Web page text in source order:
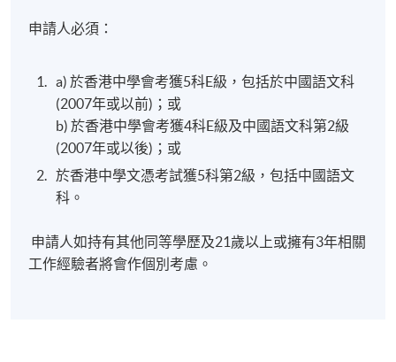
申請人必須：
a) 於香港中學會考獲5科E級，包括於中國語文科
(2007年或以前)；或
b) 於香港中學會考獲4科E級及中國語文科第2級
(2007年或以後)；或
於香港中學文憑考試獲5科第2級，包括中國語文
科。
申請人如持有其他同等學歷及21歲以上或擁有3年相關
工作經驗者將會作個別考慮。